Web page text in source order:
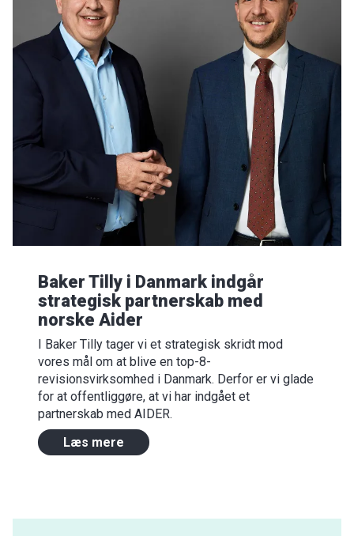
Baker Tilly i Danmark indgår
strategisk partnerskab med
norske Aider
I Baker Tilly tager vi et strategisk skridt mod
vores mål om at blive en top-8-
revisionsvirksomhed i Danmark. Derfor er vi glade
for at offentliggøre, at vi har indgået et
partnerskab med AIDER.
Læs mere